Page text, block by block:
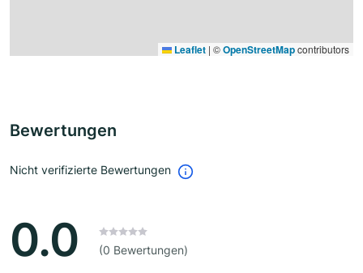
Leaflet | ©OpenStreetMapcontributors
Bewertungen
Nicht verifizierte Bewertungen
0.0 (0 Bewertungen)